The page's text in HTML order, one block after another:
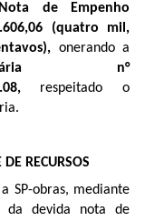
Nota de Empenho
(quatro mil,
), onerando a
n°
,respeitado o
RECURSOS
SP-obras, mediante
da devida nota de